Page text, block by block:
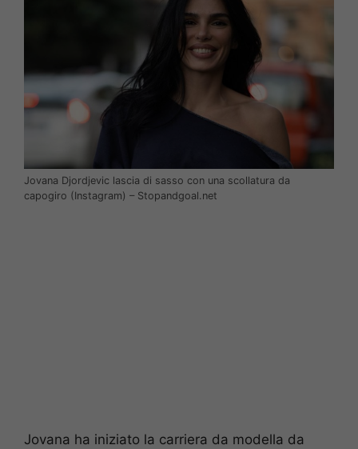
Jovana Djordjevic lascia di sasso con una scollatura da
capogiro (Instagram) – Stopandgoal.net
Jovana ha iniziato la carriera da modella da